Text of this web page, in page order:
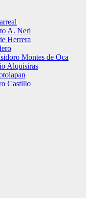
A. Neri
Herrera
Montes de Oca
Alquisiras
Castillo